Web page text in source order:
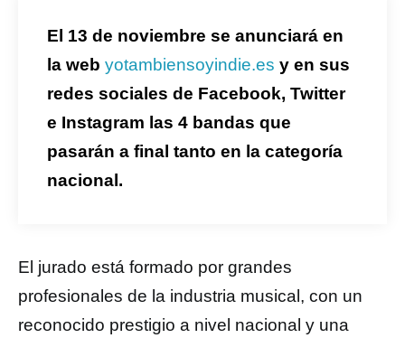
El 13 de noviembre se anunciará en
la web yotambiensoyindie.es y en sus
redes sociales de Facebook, Twitter
e Instagram las 4 bandas que
pasarán a final tanto en la categoría
nacional.
El jurado está formado por grandes
profesionales de la industria musical, con un
reconocido prestigio a nivel nacional y una